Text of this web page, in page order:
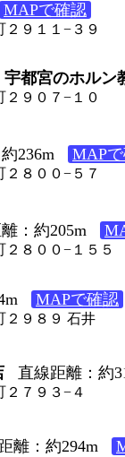
MAPで確認
２９１１−３９
都宮のホルン
２９０７−１０
236m MAP
２８００−５７
：約205m
２８００−１５５
MAPで確認
２９８９ 石井
直線距離：約
２７９３−４
離：約294m